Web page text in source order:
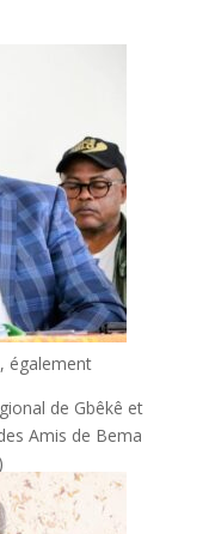
également
de Gbêkê et
Amis de Bema